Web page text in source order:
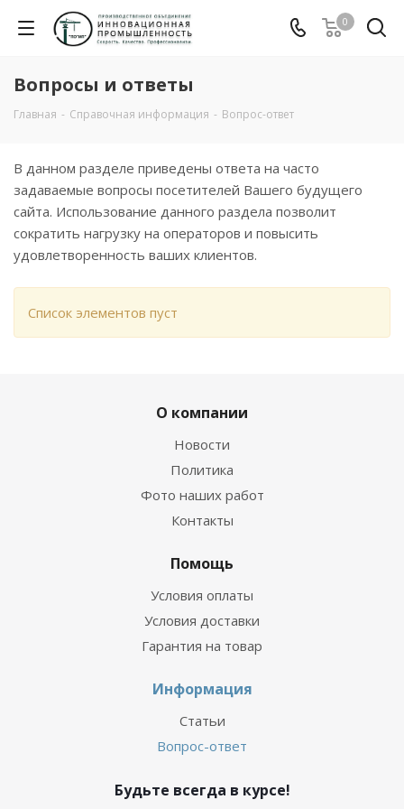
0
Вопросы и ответы
Главная - Справочная информация - Вопрос-ответ
В данном разделе приведены ответа на часто
задаваемые вопросы посетителей Вашего будущего
сайта. Использование данного раздела позволит
сократить нагрузку на операторов и повысить
удовлетворенность ваших клиентов.
Список элементов пуст
О компании
Новости
Политика
Фото наших работ
Контакты
Помощь
Условия оплаты
Условия доставки
Гарантия на товар
Информация
Статьи
Вопрос-ответ
Будьте всегда в курсе!